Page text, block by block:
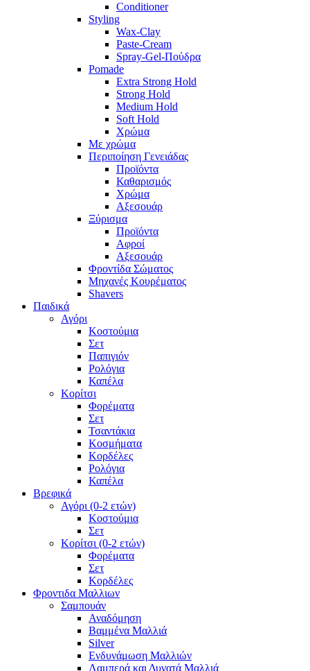
Conditioner
Styling
Wax-Clay
Paste-Cream
Spray-Gel-Πούδρα
Pomade
Extra Strong Hold
Strong Hold
Medium Hold
Soft Hold
Χρώμα
Με χρώμα
Περιποίηση Γενειάδας
Προϊόντα
Καθαρισμός
Χρώμα
Αξεσουάρ
Ξύρισμα
Προϊόντα
Αφροί
Αξεσουάρ
Φροντίδα Σώματος
Μηχανές Κουρέματος
Shavers
Παιδικά
Αγόρι
Κοστούμια
Σετ
Παπιγιόν
Ρολόγια
Καπέλα
Κορίτσι
Φορέματα
Σετ
Τσαντάκια
Κοσμήματα
Κορδέλες
Ρολόγια
Καπέλα
Βρεφικά
Αγόρι (0-2 ετών)
Κοστούμια
Σετ
Κορίτσι (0-2 ετών)
Φορέματα
Σετ
Κορδέλες
Φροντιδα Μαλλιων
Σαμπουάν
Αναδόμηση
Βαμμένα Μαλλιά
Silver
Ενδυνάμωση Μαλλιών
Λαμπερά και Δυνατά Μαλλιά